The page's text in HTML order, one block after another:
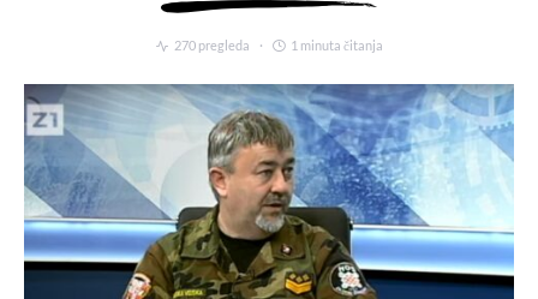
270 pregleda 1 minuta čitanja